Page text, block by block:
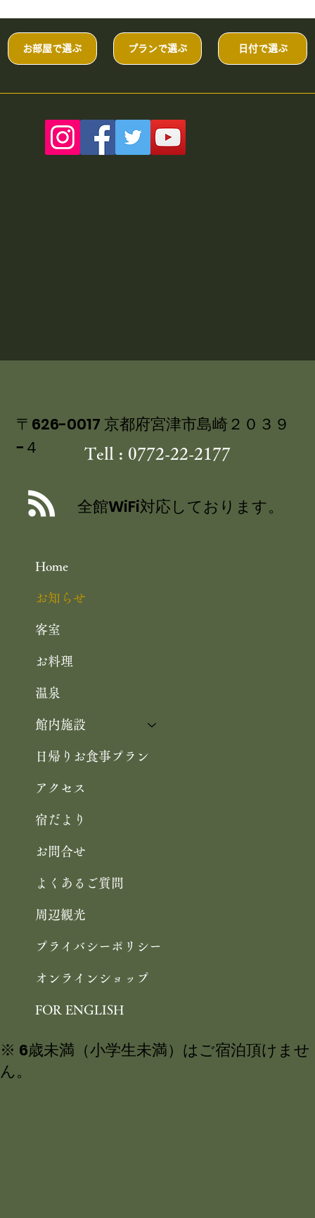
Home
お知らせ
客室
お料理
温泉
館内施設
日帰りお食事プラン
アクセス
宿だより
お問合せ
よくあるご質問
周辺観光
プライバシーポリシー
オンラインショップ
FOR ENGLISH
〒626-0017 京都府宮津市島崎２０３９
−４
Tell : 0772-22-2177
全館WiFi対応しております。
※ 6歳未満（小学生未満）はご宿泊頂けませ
ん。
お部屋で選ぶ 日付で選ぶ
プランで選ぶ